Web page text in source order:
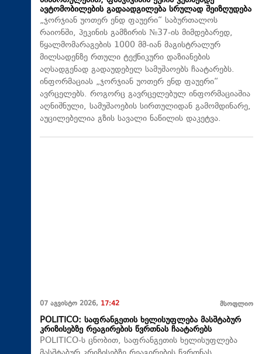
ავტომობილების გადაადგილება სრულად შეიზღუდება
„ჯორჯიან უოთერ ენდ ფაუერი“ საბურთალოს
რაიონში, პეკინის გამზირის №37-ის მიმდებარედ,
წყალმომარაგების 1000 მმ-იან მაგისტრალურ
მილსადენზე რთული ტექნიკური დაზიანების
აღსადგენად გადაუდებელ სამუშაოებს ჩაატარებს.
ინფორმაციას „ჯორჯიან უოთერ ენდ ფაუერი“
ავრცელებს. როგორც გავრცელებულ ინფორმაციაშია
აღნიშნული, სამუშაოების სირთულიდან გამომდინარე,
აუცილებელია გზის სავალი ნაწილის დაკეტვა.
07 აგვისტო 2026, 17:42 მსოფლიო
POLITICO: საფრანგეთის ხელისუფლება მასშტაბურ
კრიზისებზე რეაგირების წვრთნას ჩაატარებს
POLITICO-ს ცნობით, საფრანგეთის ხელისუფლება